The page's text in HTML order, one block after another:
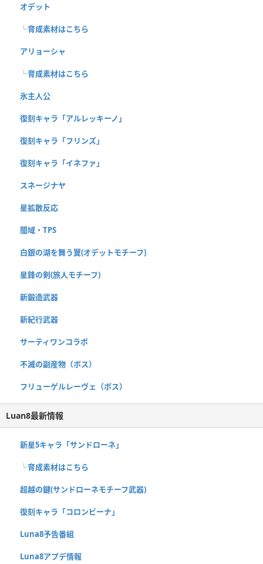
オデット
└育成素材はこちら
アリョーシャ
└育成素材はこちら
氷主人公
復刻キャラ「アルレッキーノ」
復刻キャラ「フリンズ」
復刻キャラ「イネファ」
スネージナヤ
星拡散反応
闇域・TPS
白銀の湖を舞う翼(オデットモチーフ)
星鋒の剣(旅人モチーフ)
新鍛造武器
新紀行武器
サーティワンコラボ
不滅の副産物（ボス）
フリューゲルレーヴェ（ボス）
Luan8最新情報
新星5キャラ「サンドローネ」
└育成素材はこちら
超越の鍵(サンドローネモチーフ武器)
復刻キャラ「コロンビーナ」
Luna8予告番組
Luna8アプデ情報